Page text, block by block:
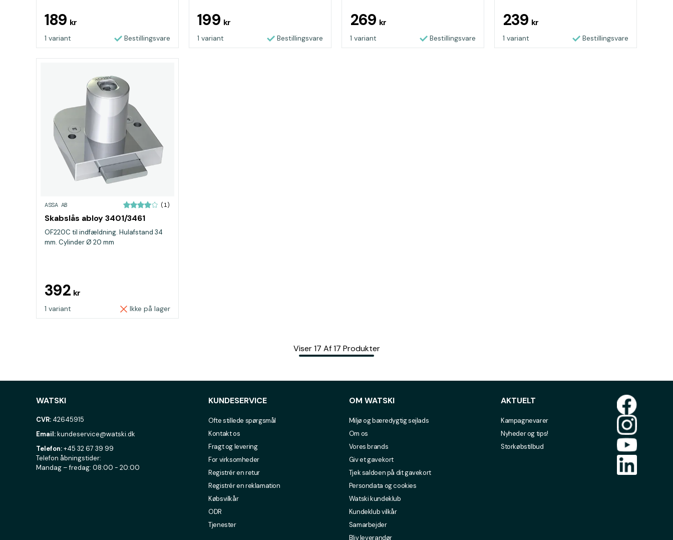
189 kr
1 variant Bestillingsvare
199 kr
1 variant Bestillingsvare
269 kr
1 variant Bestillingsvare
239 kr
1 variant Bestillingsvare
ASSA AB (1)
Skabslås abloy 3401/3461
OF220C til indfældning. Hulafstand 34
mm. Cylinder Ø 20 mm
392 kr
1 variant Ikke på lager
Viser 17 Af 17 Produkter
WATSKI
CVR: 42645915
Email:kundeservice@watski.dk
Telefon:+45 32 67 39 99
Telefon åbningstider:
Mandag – fredag: 08:00 - 20:00
KUNDESERVICE
Ofte stillede spørgsmål
Kontakt os
Fragt og levering
For virksomheder
Registrér en retur
Registrér en reklamation
Købsvilkår
ODR
Tjenester
OM WATSKI
Miljø og bæredygtig sejlads
Om os
Vores brands
Giv et gavekort
Tjek saldoen på dit gavekort
Persondata og cookies
Watski kundeklub
Kundeklub vilkår
Samarbejder
Bliv leverandør
AKTUELT
Kampagnevarer
Nyheder og tips!
Storkøbstilbud